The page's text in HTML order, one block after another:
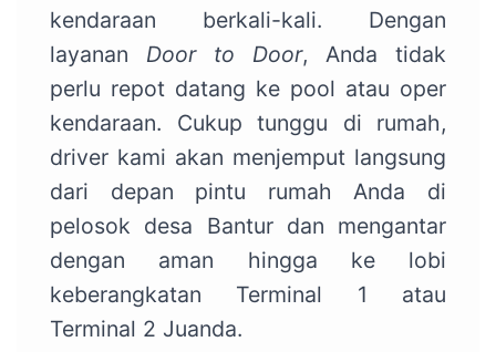
kendaraan berkali-kali. Dengan
layanan Door to Door, Anda tidak
perlu repot datang ke pool atau oper
kendaraan. Cukup tunggu di rumah,
driver kami akan menjemput langsung
dari depan pintu rumah Anda di
pelosok desa Bantur dan mengantar
dengan aman hingga ke lobi
keberangkatan Terminal 1 atau
Terminal 2 Juanda.